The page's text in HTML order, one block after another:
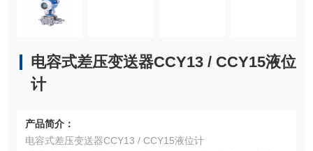
电容式差压变送器CCY13 / CCY15液位
计
产品简介：
电容式差压变送器CCY13 / CCY15液位计